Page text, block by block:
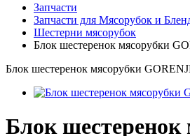
Запчасти
Запчасти для Мясорубок и
Шестерни мясорубок
Блок шестеренок мясорубки
Блок шестеренок мясорубки
Блок